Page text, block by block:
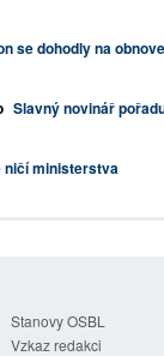
se dohodly na
Slavný novinář
ministerstva
Stanovy OSBL
Vzkaz redakci